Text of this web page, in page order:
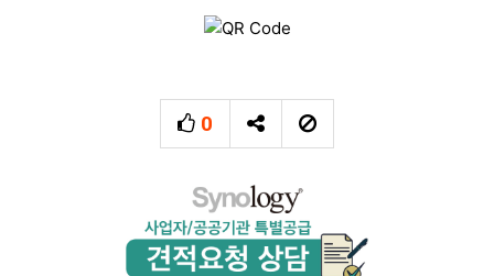
0
추천
SNS 공유
신고